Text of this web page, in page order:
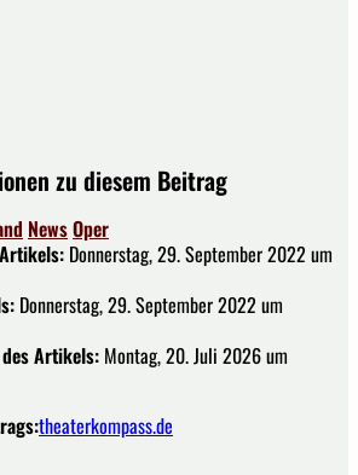
zu diesem Beitrag
NewsOper
Donnerstag, 29. September 2022 um
Donnerstag, 29. September 2022 um
Artikels: Montag, 20. Juli 2026 um
theaterkompass.de